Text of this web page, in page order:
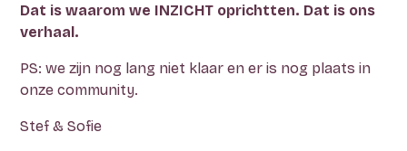
Dat is waarom we INZICHT oprichtten. Dat is ons
verhaal.
PS: we zijn nog lang niet klaar en er is nog plaats in
onze community.
Stef & Sofie